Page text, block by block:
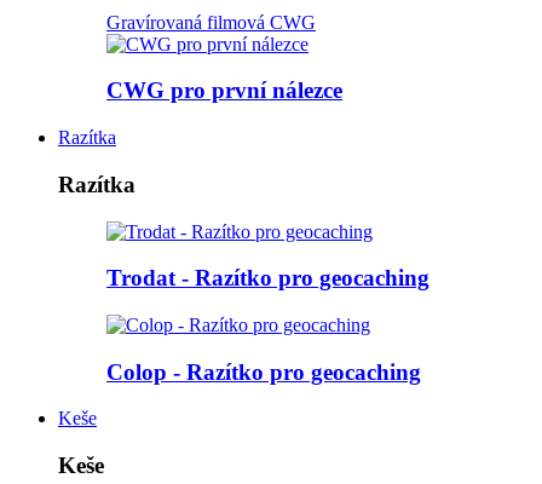
Gravírovaná filmová CWG
CWG pro první nálezce
Razítka
Razítka
Trodat - Razítko pro geocaching
Colop - Razítko pro geocaching
Keše
Keše